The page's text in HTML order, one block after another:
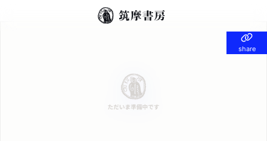
share
share